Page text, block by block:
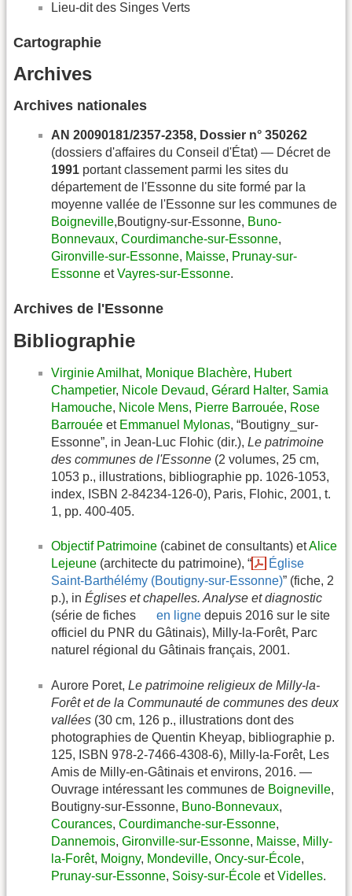
Lieu-dit des Singes Verts
Cartographie
Archives
Archives nationales
AN 20090181/2357-2358, Dossier n° 350262
(dossiers d'affaires du Conseil d'État) — Décret de
1991 portant classement parmi les sites du
département de l'Essonne du site formé par la
moyenne vallée de l'Essonne sur les communes de
Boigneville,Boutigny-sur-Essonne, Buno-
Bonnevaux, Courdimanche-sur-Essonne,
Gironville-sur-Essonne, Maisse, Prunay-sur-
Essonne etVayres-sur-Essonne.
Archives de l'Essonne
Bibliographie
Virginie Amilhat, Monique Blachère, Hubert
Champetier, Nicole Devaud, Gérard Halter, Samia
Hamouche, Nicole Mens, Pierre Barrouée, Rose
Barrouée et Emmanuel Mylonas, “Boutigny_sur-
Essonne”, in Jean-Luc Flohic (dir.), Le patrimoine
des communes de l'Essonne (2 volumes, 25 cm,
1053 p., illustrations, bibliographie pp. 1026-1053,
index, ISBN 2-84234-126-0), Paris, Flohic, 2001, t.
1, pp. 400-405.
Objectif Patrimoine (cabinet de consultants) etAlice
Lejeune (architecte du patrimoine), “
Église
Saint-Barthélémy (Boutigny-sur-Essonne)” (fiche, 2
p.), in Églises et chapelles. Analyse et diagnostic
(série de fiches
en ligne depuis 2016 sur le site
officiel du PNR du Gâtinais), Milly-la-Forêt, Parc
naturel régional du Gâtinais français, 2001.
Aurore Poret, Le patrimoine religieux de Milly-la-
Forêt et de la Communauté de communes des deux
vallées (30 cm, 126 p., illustrations dont des
photographies de Quentin Kheyap, bibliographie p.
125, ISBN 978-2-7466-4308-6), Milly-la-Forêt, Les
Amis de Milly-en-Gâtinais et environs, 2016. —
Ouvrage intéressant les communes de Boigneville,
Boutigny-sur-Essonne, Buno-Bonnevaux,
Courances, Courdimanche-sur-Essonne,
Dannemois, Gironville-sur-Essonne, Maisse, Milly-
la-Forêt, Moigny, Mondeville, Oncy-sur-École,
Prunay-sur-Essonne, Soisy-sur-École etVidelles.